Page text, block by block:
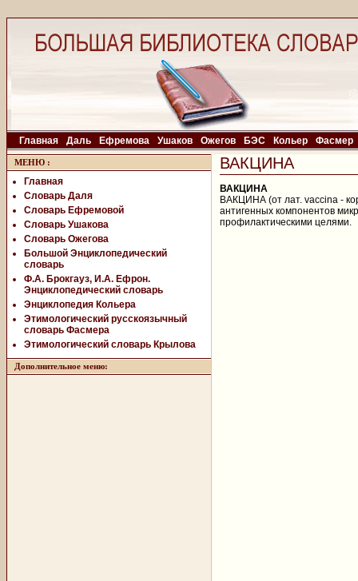
Главная Даль Ефремова Ушаков Ожегов БЭС Кольер Фасмер
МЕНЮ :
Главная
Словарь Даля
Словарь Ефремовой
Словарь Ушакова
Словарь Ожегова
Большой Энциклопедический
словарь
Ф.А. Брокгауз, И.А. Ефрон.
Энциклопедический словарь
Энциклопедия Кольера
Этимологический русскоязычный
словарь Фасмера
Этимологический словарь Крылова
Дополнительное меню:
ВАКЦИНА
ВАКЦИНА
ВАКЦИНА (от лат. vaccina -
антигенных компонентов
профилактическими целями.